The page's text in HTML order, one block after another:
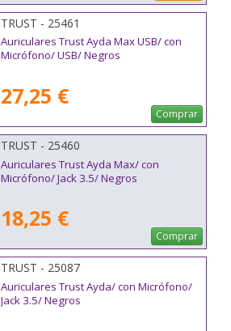
TRUST - 25461
Auriculares Trust Ayda Max USB/ con
Micrófono/ USB/ Negros
27,25 €
Comprar
TRUST - 25460
Auriculares Trust Ayda Max/ con
Micrófono/ Jack 3.5/ Negros
18,25 €
Comprar
TRUST - 25087
Auriculares Trust Ayda/ con Micrófono/
Jack 3.5/ Negros